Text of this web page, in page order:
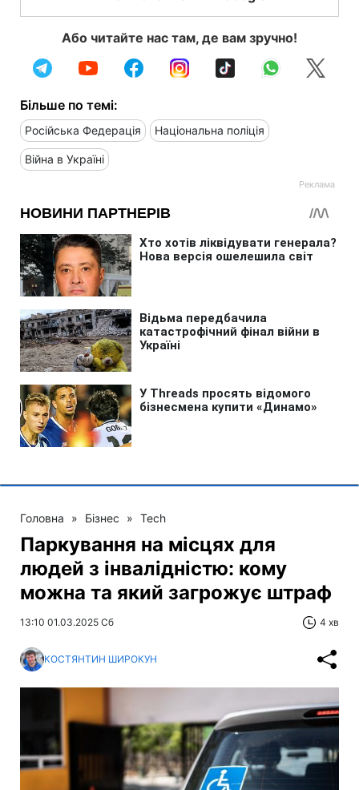
Або читайте нас там, де вам зручно!
Більше по темі:
Російська Федерація Національна поліція
Війна в Україні
Головна » Бізнес » Tech
Паркування на місцях для
людей з інвалідністю: кому
можна та який загрожує штраф
13:10 01.03.2025 Сб 4 хв
КОСТЯНТИН ШИРОКУН